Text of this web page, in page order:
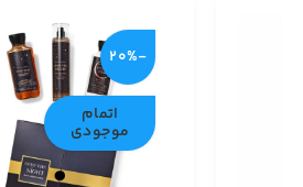
-20%
اتمام
موجودی